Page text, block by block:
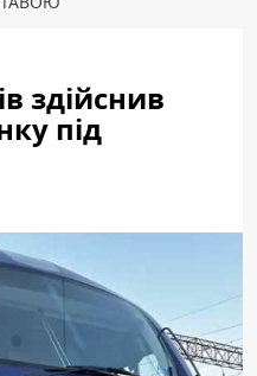
здійснив
під